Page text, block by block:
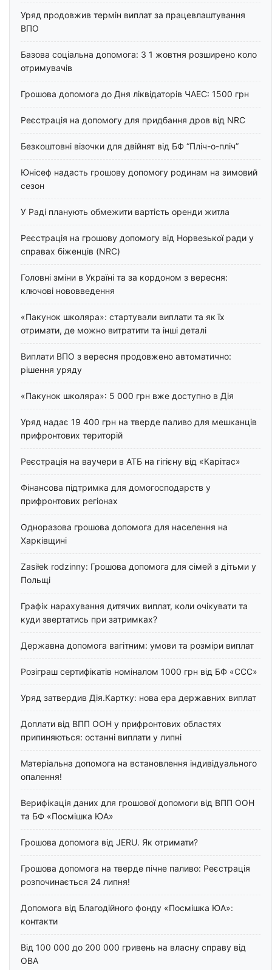
Уряд продовжив термін виплат за працевлаштування
ВПО
Базова соціальна допомога: З 1 жовтня розширено коло
отримувачів
Грошова допомога до Дня ліквідаторів ЧАЕС: 1500 грн
Реєстрація на допомогу для придбання дров від NRC
Безкоштовні візочки для двійнят від БФ “Пліч-о-пліч”
Юнісеф надасть грошову допомогу родинам на зимовий
сезон
У Раді планують обмежити вартість оренди житла
Реєстрація на грошову допомогу від Норвезької ради у
справах біженців (NRC)
Головні зміни в Україні та за кордоном з вересня:
ключові нововведення
«Пакунок школяра»: стартували виплати та як їх
отримати, де можно витратити та інші деталі
Виплати ВПО з вересня продовжено автоматично:
рішення уряду
«Пакунок школяра»: 5 000 грн вже доступно в Дія
Уряд надає 19 400 грн на тверде паливо для мешканців
прифронтових територій
Реєстрація на ваучери в АТБ на гігієну від «Карітас»
Фінансова підтримка для домогосподарств у
прифронтових регіонах
Одноразова грошова допомога для населення на
Харківщині
Zasiłek rodzinny: Грошова допомога для сімей з дітьми у
Польщі
Графік нарахування дитячих виплат, коли очікувати та
куди звертатись при затримках?
Державна допомога вагітним: умови та розміри виплат
Розіграш сертифікатів номіналом 1000 грн від БФ «ССС»
Уряд затвердив Дія.Картку: нова ера державних виплат
Доплати від ВПП ООН у прифронтових областях
припиняються: останні виплати у липні
Матеріальна допомога на встановлення індивідуального
опалення!
Верифікація даних для грошової допомоги від ВПП ООН
та БФ «Посмішка ЮА»
Грошова допомога від JERU. Як отримати?
Грошова допомога на тверде пічне паливо: Реєстрація
розпочинається 24 липня!
Допомога від Благодійного фонду «Посмішка ЮА»:
контакти
Від 100 000 до 200 000 гривень на власну справу від
ОВА